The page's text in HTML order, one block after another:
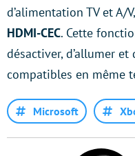
d’alimentation TV et A/
HDMI-CEC. Cette
désactiver, d’allumer et
compatibles en même
Microsoft